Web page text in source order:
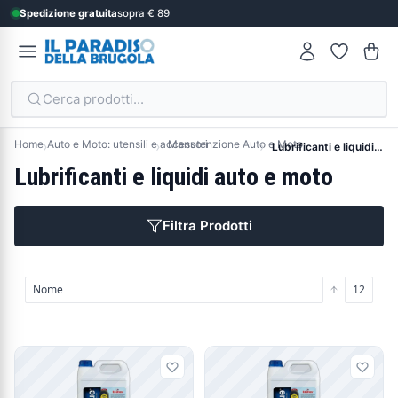
Spedizione gratuitasopra € 89
Cerca prodotti...
Home Auto e Moto: utensili e accessoriManutenzione Auto e Moto Lubrificanti e liquidi auto e moto
Lubrificanti e liquidi auto e moto
Filtra Prodotti
Prodotti